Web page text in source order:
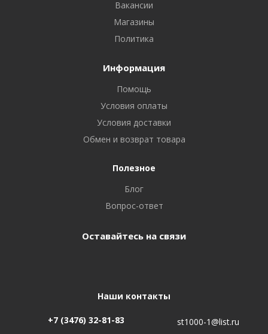
Вакансии
Магазины
Политика
Информация
Помощь
Условия оплаты
Условия доставки
Обмен и возврат товара
Полезное
Блог
Вопрос-ответ
Оставайтесь на связи
Наши контакты
+7 (3476) 32-81-83 st1000-1@list.ru